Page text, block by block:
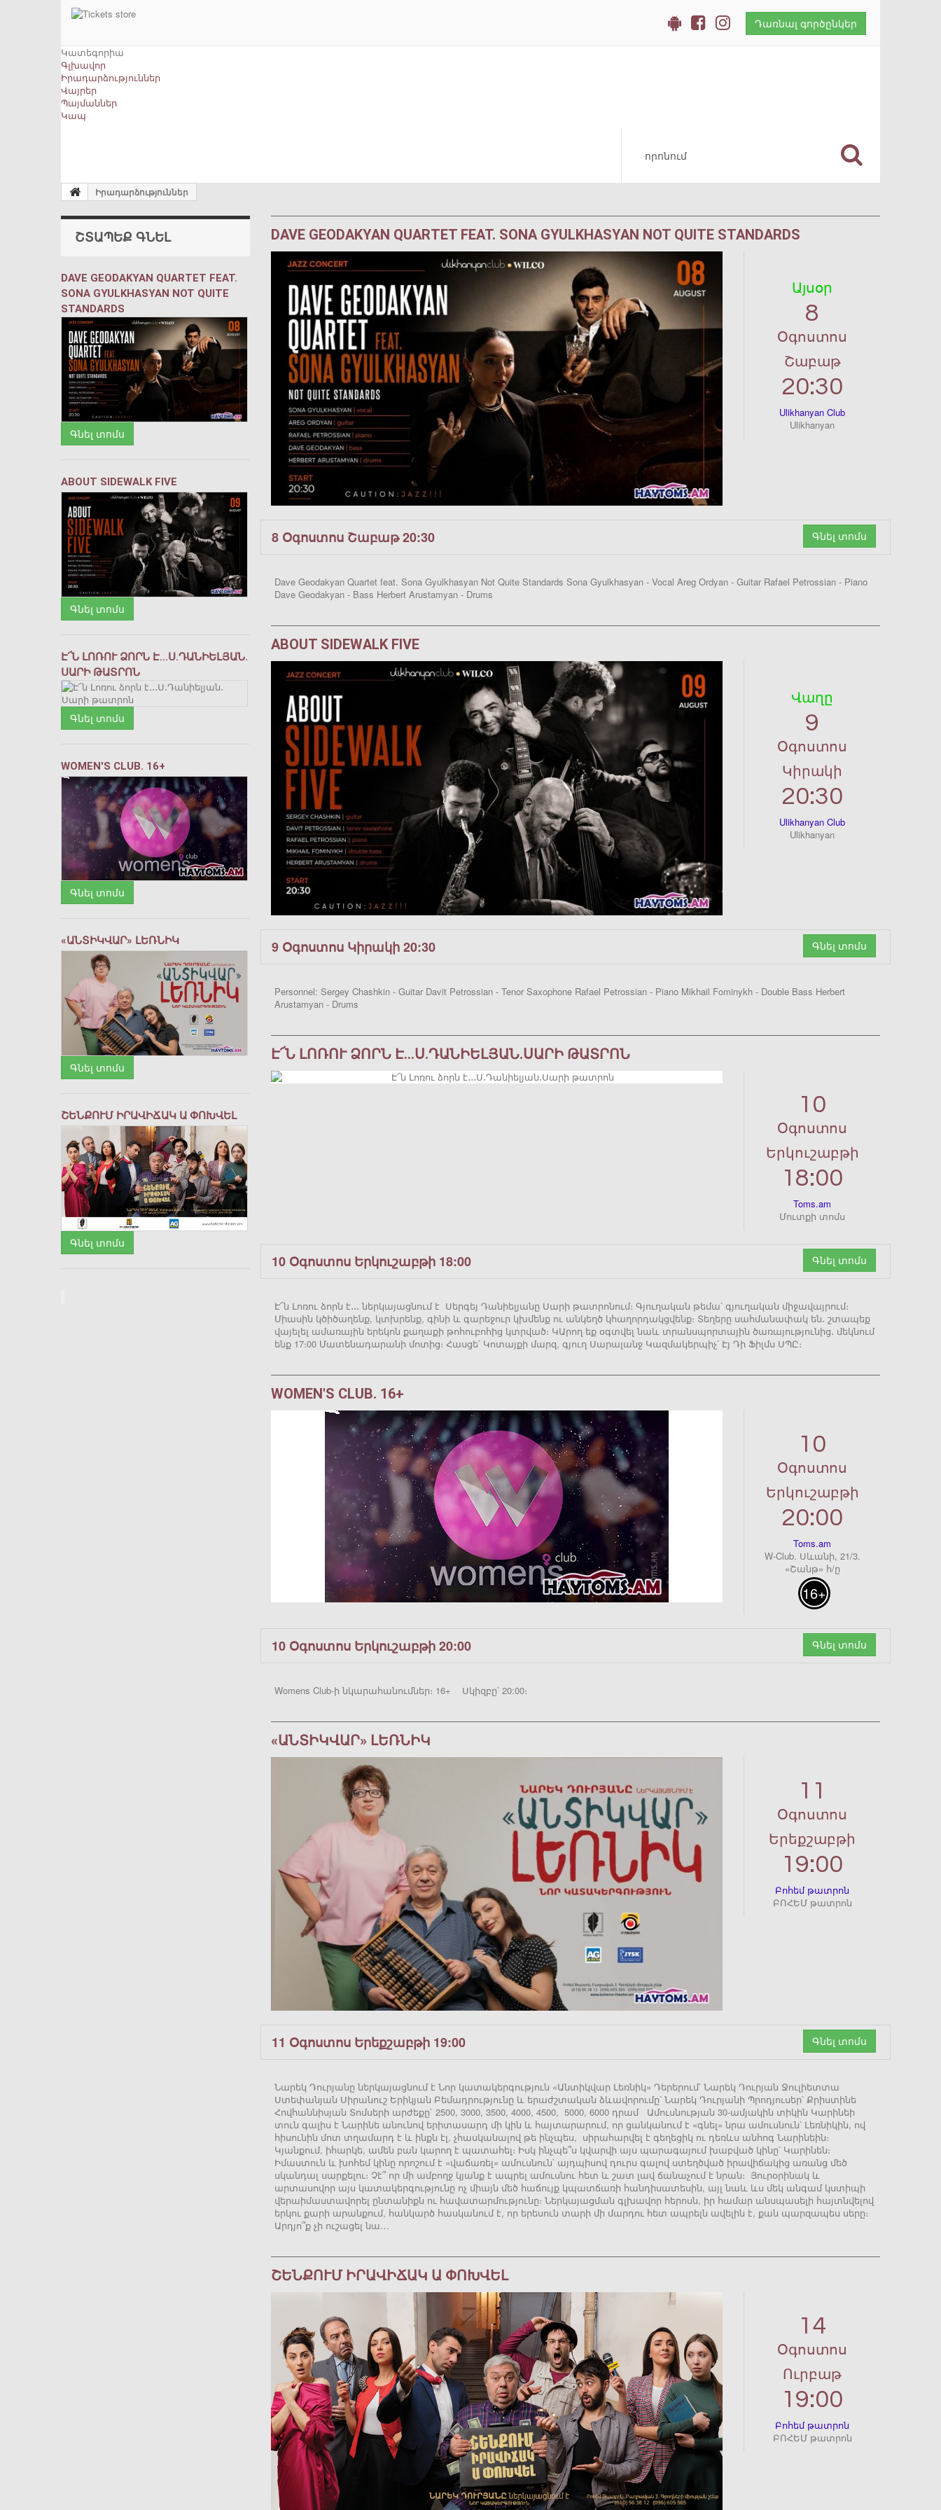
Դառնալ գործընկեր
Կատեգորիա
Գլխավոր
Իրադարձություններ
Վայրեր
Պայմաններ
Կապ
Իրադարձություններ
ՇՏԱՊԵՔ ԳՆԵԼ
DAVE GEODAKYAN QUARTET FEAT.
SONA GYULKHASYAN NOT QUITE
STANDARDS
Գնել տոմս
ABOUT SIDEWALK FIVE
Գնել տոմս
Է՜Ն ԼՈՌՈՒ ՁՈՐՆ Է․․․Ս․ԴԱՆԻԵԼՅԱՆ․
ՍԱՐԻ ԹԱՏՐՈՆ
Գնել տոմս
WOMEN'S CLUB. 16+
Գնել տոմս
«ԱՆՏԻԿՎԱՐ» ԼԵՌՆԻԿ
Գնել տոմս
ՇԵՆՔՈՒՄ ԻՐԱՎԻՃԱԿ Ա ՓՈԽՎԵԼ
Գնել տոմս
DAVE GEODAKYAN QUARTET FEAT. SONA GYULKHASYAN NOT QUITE STANDARDS
Այսօր
8
Օգոստոս
Շաբաթ
20:30
Ulikhanyan Club
Ulikhanyan
8 Օգոստոս Շաբաթ 20:30 Գնել տոմս
Dave Geodakyan Quartet feat. Sona Gyulkhasyan Not Quite Standards Sona Gyulkhasyan - Vocal Areg Ordyan - Guitar Rafael Petrossian - Piano
Dave Geodakyan - Bass Herbert Arustamyan - Drums
ABOUT SIDEWALK FIVE
Վաղը
9
Օգոստոս
Կիրակի
20:30
Ulikhanyan Club
Ulikhanyan
9 Օգոստոս Կիրակի 20:30 Գնել տոմս
Personnel: Sergey Chashkin - Guitar Davit Petrossian - Tenor Saxophone Rafael Petrossian - Piano Mikhail Fominykh - Double Bass Herbert
Arustamyan - Drums
Է՜Ն ԼՈՌՈՒ ՁՈՐՆ Է․․․Ս․ԴԱՆԻԵԼՅԱՆ․ՍԱՐԻ ԹԱՏՐՈՆ
10
Օգոստոս
Երկուշաբթի
18:00
Toms.am
Մուտքի տոմս
10 Օգոստոս Երկուշաբթի 18:00 Գնել տոմս
Է՜ն Լոռու ձորն է․․․ ներկայացնում է Սերգեյ Դանիելյանը Սարի թատրոնում։ Գյուղական թեմա՝ գյուղական միջավայրում։
Միասին կծիծաղենք, կտխրենք, գինի և գարեջուր կխմենք ու անկեղծ կհաղորդակցվենք։ Տեղերը սահմանափակ են․ շտապեք
վայելել ամառային երեկոն քաղաքի թոհուբոհից կտրված։ ԿԱրող եք օգտվել նաև տրանսպորտային ծառայությունից․ մեկնում
ենք 17։00 Մատենադարանի մոտից։ Հասցե՝ Կոտայքի մարզ, գյուղ Սարալանջ Կազմակերպիչ՝ Էյ Դի Ֆիլմս ՍՊԸ։
WOMEN'S CLUB. 16+
10
Օգոստոս
Երկուշաբթի
20:00
Toms.am
W-Club. Սևանի, 21/3.
«Շանթ» հ/ը
16+
10 Օգոստոս Երկուշաբթի 20:00 Գնել տոմս
Womens Club-ի նկարահանումներ։ 16+ Սկիզբը՝ 20:00։
«ԱՆՏԻԿՎԱՐ» ԼԵՌՆԻԿ
11
Օգոստոս
Երեքշաբթի
19:00
Բոհեմ թատրոն
ԲՈՀԵՄ թատրոն
11 Օգոստոս Երեքշաբթի 19:00 Գնել տոմս
Նարեկ Դուրյանը ներկայացնում է Նոր կատակերգություն «Անտիկվար Լեռնիկ» Դերերում՝ Նարեկ Դուրյան Ջուլիետտա
Ստեփանյան Սիրանուշ Երիկյան Բեմադրությունը և երաժշտական ձևավորումը՝ Նարեկ Դուրյանի Պրոդյուսեր՝ Քրիստինե
Հովհաննիսյան Տոմսերի արժեքը` 2500, 3000, 3500, 4000, 4500, 5000, 6000 դրամ Ամուսնության 30-ամյակին տիկին Կարինեի
տուն գալիս է Նարինե անունով երիտասարդ մի կին և հայտարարում, որ ցանկանում է «գնել» նրա ամուսնուն՝ Լեռնիկին, ով
հիսունին մոտ տղամարդ է և ինքն էլ, չհասկանալով թե ինչպես, սիրահարվել է գեղեցիկ ու դեռևս անհոգ Նարինեին։
Կյանքում, իհարկե, ամեն բան կարող է պատահել։ Իսկ ինչպե՞ս կվարվի այս պարագայում խաբված կինը՝ Կարինեն։
Իմաստուն և խոհեմ կինը որոշում է «վաճառել» ամուսնուն՝ այդպիսով դուրս գալով ստեղծված իրավիճակից առանց մեծ
սկանդալ սարքելու։ Չէ՞ որ մի ամբողջ կյանք է ապրել ամուսնու հետ և շատ լավ ճանաչում է նրան։ Յուրօրինակ և
արտասովոր այս կատակերգությունը ոչ միայն մեծ հաճույք կպատճառի հանդիսատեսին, այլ նաև ևս մեկ անգամ կստիպի
վերաիմաստավորել ընտանիքն ու հավատարմությունը։ Ներկայացման գլխավոր հերոսն, իր համար անսպասելի հայտնվելով
երկու քարի արանքում, հանկարծ հասկանում է, որ երեսուն տարի մի մարդու հետ ապրելն ավելին է, քան պարզապես սերը։
Արդյո՞ք չի ուշացել նա…
ՇԵՆՔՈՒՄ ԻՐԱՎԻՃԱԿ Ա ՓՈԽՎԵԼ
14
Օգոստոս
Ուրբաթ
19:00
Բոհեմ թատրոն
ԲՈՀԵՄ թատրոն